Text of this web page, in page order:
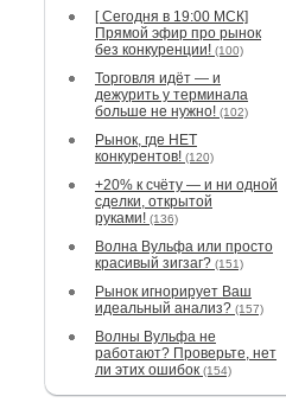
[ Сегодня в 19:00 МСК]
Прямой эфир про рынок
без конкуренции! (100)
Торговля идёт — и
дежурить у терминала
больше не нужно! (102)
Рынок, где НЕТ
конкурентов! (120)
+20% к счёту — и ни одной
сделки, открытой
руками! (136)
Волна Вульфа или просто
красивый зигзаг? (151)
Рынок игнорирует Ваш
идеальный анализ? (157)
Волны Вульфа не
работают? Проверьте, нет
ли этих ошибок (154)